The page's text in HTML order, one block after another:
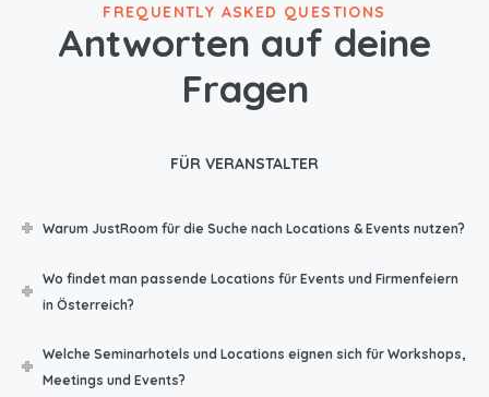
FREQUENTLY ASKED QUESTIONS
Antworten auf deine
Fragen
FÜR VERANSTALTER
Warum JustRoom für die Suche nach Locations & Events nutzen?
Wo findet man passende Locations für Events und Firmenfeiern
in Österreich?
Welche Seminarhotels und Locations eignen sich für Workshops,
Meetings und Events?